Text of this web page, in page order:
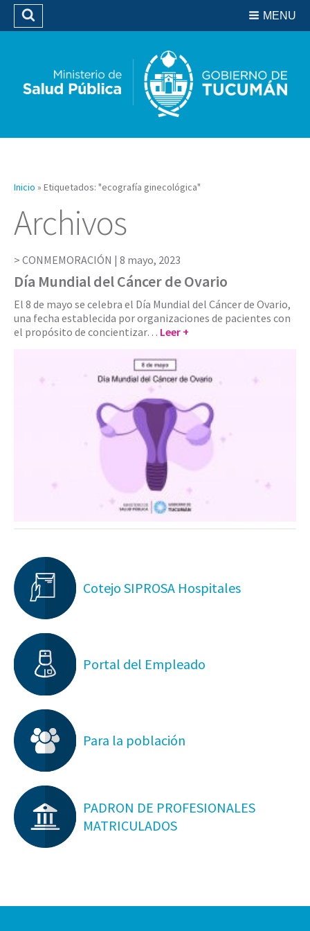
Biblioteca
MENU
Buscar
Inicio » Etiquetados: "ecografía ginecológica"
Archivos
CONMEMORACIÓN | 8 mayo, 2023
Día Mundial del Cáncer de Ovario
El 8 de mayo se celebra el Día Mundial del Cáncer de Ovario,
una fecha establecida por organizaciones de pacientes con
el propósito de concientizar… Leer +
Cotejo SIPROSA Hospitales
Portal del Empleado
Para la población
PADRON DE PROFESIONALES
MATRICULADOS